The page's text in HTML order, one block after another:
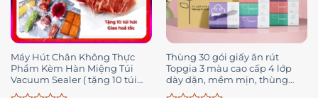
Máy Hút Chân Không Thực
Phẩm Kèm Hàn Miệng Túi
Vacuum Sealer ( tặng 10 túi
hút )
Thùng 30 gói giấy ăn rút
Topgia 3 màu cao cấp 4 lớp
dày dặn, mềm mịn, thùng
16/36/46 gói